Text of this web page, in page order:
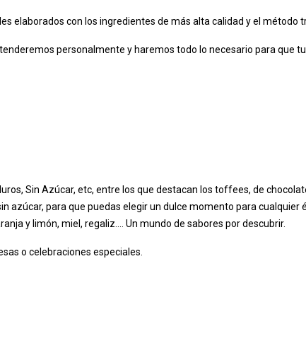
elaborados con los ingredientes de más alta calidad y el método
personalmente y haremos todo lo necesario para que
Sin Azúcar, etc, entre los que destacan los toffees, de
azúcar, para que puedas elegir un dulce momento para cualquier
y limón, miel, regaliz.... Un mundo de sabores por descubrir.
o celebraciones especiales.